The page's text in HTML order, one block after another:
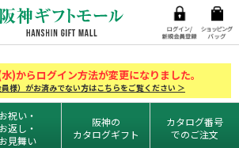
)からログイン方法が変更になりました。
様）がお済みでない方はこちらをご覧ください ＞
お祝い・
お返し・
お見舞い
阪神の
カタログギフト
カタログ番号
でのご注文